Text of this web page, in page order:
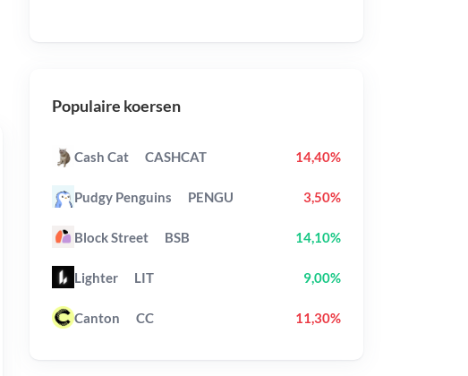
Populaire koersen
Cash Cat CASHCAT 14,40%
Pudgy Penguins PENGU 3,50%
Block Street BSB 14,10%
Lighter LIT 9,00%
Canton CC 11,30%